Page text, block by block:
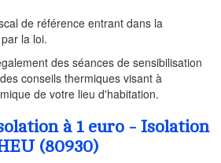
de référence entrant dans la
la loi.
des séances de sensibilisation
conseils thermiques visant à
de votre lieu d'habitation.
à 1 euro - Isolation
(80930)